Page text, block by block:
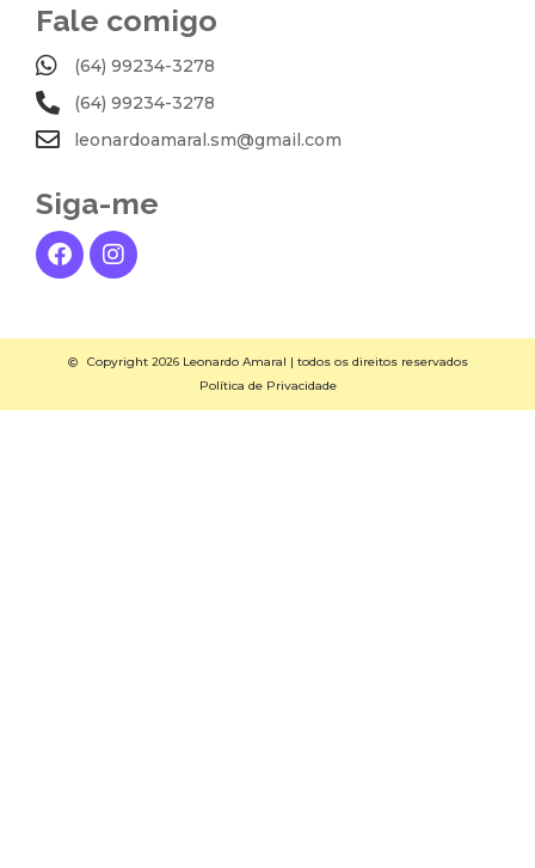
Fale comigo
(64) 99234-3278
(64) 99234-3278
leonardoamaral.sm@gmail.com
Siga-me
Copyright 2026 Leonardo Amaral | todos os direitos reservados
Política de Privacidade